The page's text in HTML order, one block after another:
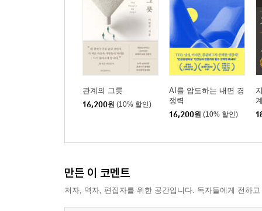
관계의 그릇
16,200원 (10% 할인)
AI를 압도하는 내면 경
쟁력
16,200원 (10% 할인)
만든 이 코멘트
저자, 역자, 편집자를 위한 공간입니다. 독자들에게 전하